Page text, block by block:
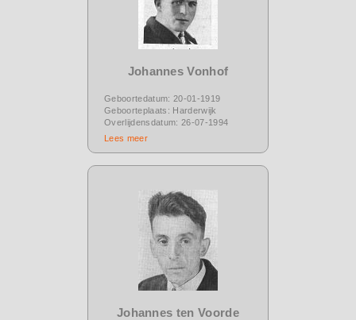
Johannes Vonhof
Geboortedatum: 20-01-1919
Geboorteplaats: Harderwijk
Overlijdensdatum: 26-07-1994
Lees meer
Johannes ten Voorde